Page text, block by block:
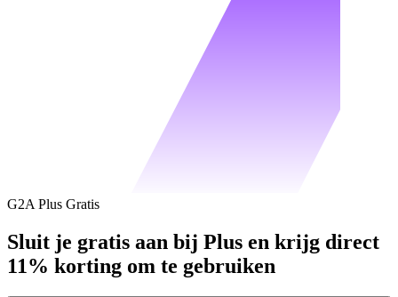
G2A Plus Gratis
Sluit je gratis aan bij Plus en krijg direct
11% korting om te gebruiken